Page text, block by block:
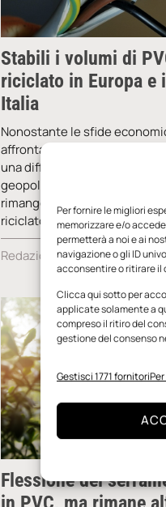
Per fornire le migliori
memorizzare e/o
permetterà a noi e ai
navigazione o gli ID
acconsentire o ritirare il
Clicca qui sotto per
applicate solamente a
compreso il ritiro del
gestione del consenso
Gestisci 1771 fornitori
Stabili i volumi di
riciclato in Europa e
Italia
Nonostante le sfide
affrontate nel 2024
una difficile e precaria
geopolitica al livello globale,
rimangono stabili i volumi di
riciclato
Redazione 22 Luglio 2025
Flessione del